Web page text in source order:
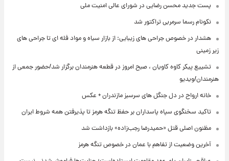
پست جدید محسن رضایی در شورای عالی امنیت ملی
نکونام رسما سرمربی تراکتور شد
هشدار در خصوص جراحی های زیبایی: از بازار سیاه و مواد فله ای تا جراحی های
زیر زمینی
تشییع پیکر کاوه کاویان ، صبح امروز در قطعه هنرمندان برگزار شد/حضور جمعی از
هنرمندان/ویدیو
خانه ارواح در دل جنگل های سرسبز مازندران + عکس
تاکید سخنگوی سپاه پاسداران بر حفظ تنگه هرمز تا پذیرفتن همه شروط ایران
مظنون اصلی قتل «حمیدرضا رجب‌زاده» بازداشت شد
آخرین وضعیت از تفاهم با عمان در خصوص تنگه هرمز